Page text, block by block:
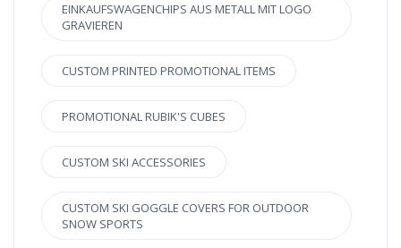
EINKAUFSWAGENCHIPS AUS METALL MIT LOGO
GRAVIEREN
CUSTOM PRINTED PROMOTIONAL ITEMS
PROMOTIONAL RUBIK'S CUBES
CUSTOM SKI ACCESSORIES
CUSTOM SKI GOGGLE COVERS FOR OUTDOOR
SNOW SPORTS